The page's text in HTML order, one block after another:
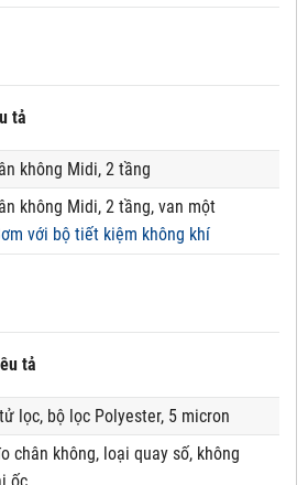
tả
không Midi, 2 tầng
không Midi, 2 tầng, van một
với bộ tiết kiệm không khí
tả
lọc, bộ lọc Polyester, 5 micron
chân không, loại quay số, không